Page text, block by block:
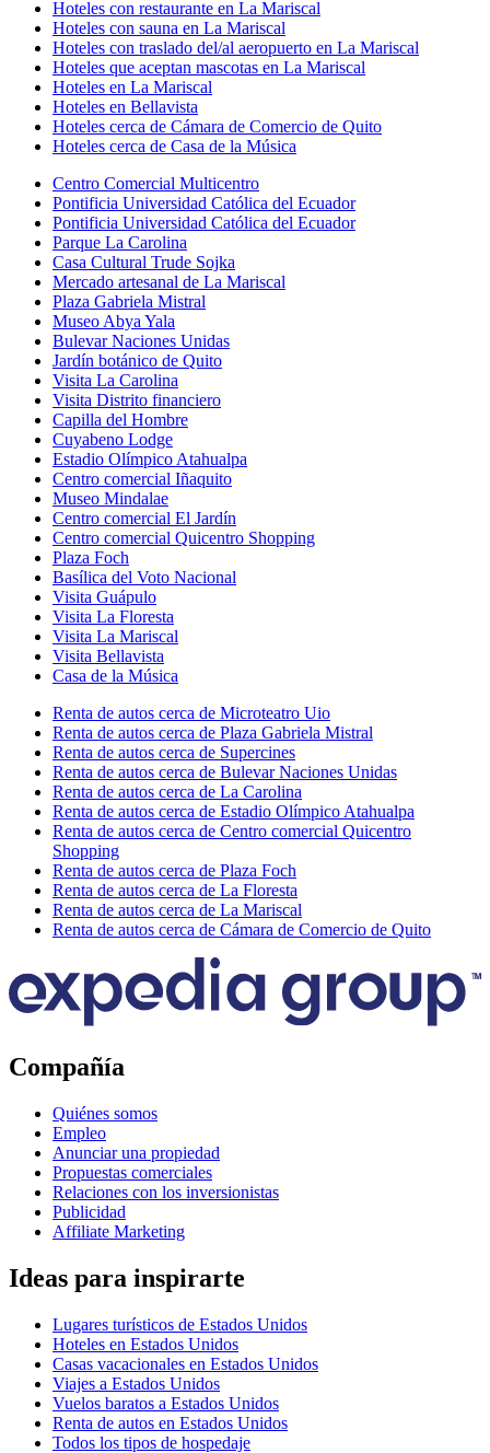
Hoteles con restaurante en La Mariscal
Hoteles con sauna en La Mariscal
Hoteles con traslado del/al aeropuerto en La Mariscal
Hoteles que aceptan mascotas en La Mariscal
Hoteles en La Mariscal
Hoteles en Bellavista
Hoteles cerca de Cámara de Comercio de Quito
Hoteles cerca de Casa de la Música
Centro Comercial Multicentro
Pontificia Universidad Católica del Ecuador
Pontificia Universidad Católica del Ecuador
Parque La Carolina
Casa Cultural Trude Sojka
Mercado artesanal de La Mariscal
Plaza Gabriela Mistral
Museo Abya Yala
Bulevar Naciones Unidas
Jardín botánico de Quito
Visita La Carolina
Visita Distrito financiero
Capilla del Hombre
Cuyabeno Lodge
Estadio Olímpico Atahualpa
Centro comercial Iñaquito
Museo Mindalae
Centro comercial El Jardín
Centro comercial Quicentro Shopping
Plaza Foch
Basílica del Voto Nacional
Visita Guápulo
Visita La Floresta
Visita La Mariscal
Visita Bellavista
Casa de la Música
Renta de autos cerca de Microteatro Uio
Renta de autos cerca de Plaza Gabriela Mistral
Renta de autos cerca de Supercines
Renta de autos cerca de Bulevar Naciones Unidas
Renta de autos cerca de La Carolina
Renta de autos cerca de Estadio Olímpico Atahualpa
Renta de autos cerca de Centro comercial Quicentro
Shopping
Renta de autos cerca de Plaza Foch
Renta de autos cerca de La Floresta
Renta de autos cerca de La Mariscal
Renta de autos cerca de Cámara de Comercio de Quito
Compañía
Quiénes somos
Empleo
Anunciar una propiedad
Propuestas comerciales
Relaciones con los inversionistas
Publicidad
Affiliate Marketing
Ideas para inspirarte
Lugares turísticos de Estados Unidos
Hoteles en Estados Unidos
Casas vacacionales en Estados Unidos
Viajes a Estados Unidos
Vuelos baratos a Estados Unidos
Renta de autos en Estados Unidos
Todos los tipos de hospedaje